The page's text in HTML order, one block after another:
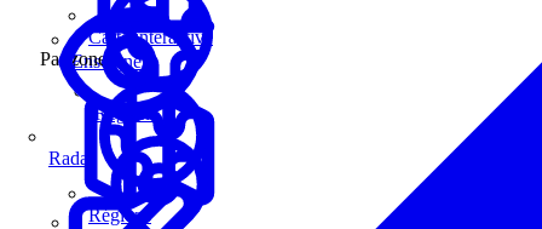
Enseignes
Régions
Carte interactive
Par zone
Régions
Radar